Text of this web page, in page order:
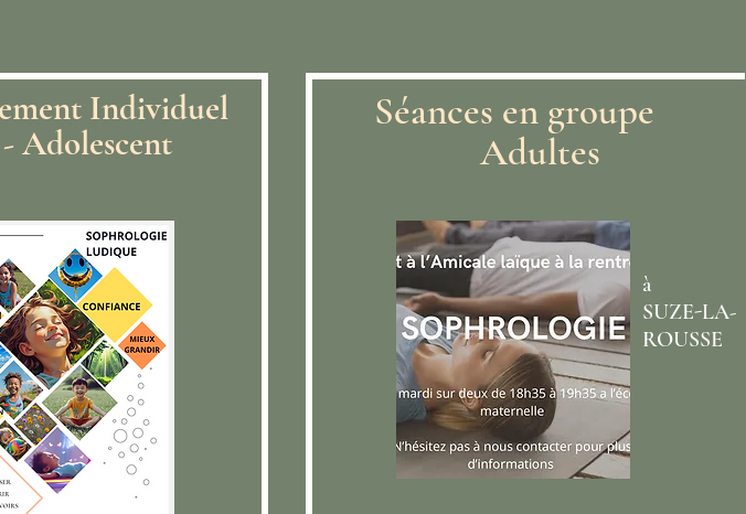
Individuel
Séances en groupe
Adultes
à
SUZE-LA-
ROUSSE